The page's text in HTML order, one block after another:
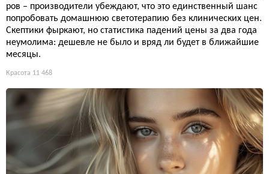
ров – производители убеждают, что это единственный шанс
попробовать домашнюю светотерапию без клинических цен.
Скептики фыркают, но статистика падений цены за два года
неумолима: дешевле не было и вряд ли будет в ближайшие
месяцы.
Красота 11 468